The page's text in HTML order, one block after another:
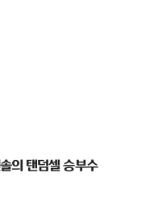
의 탠덤셀 승부수